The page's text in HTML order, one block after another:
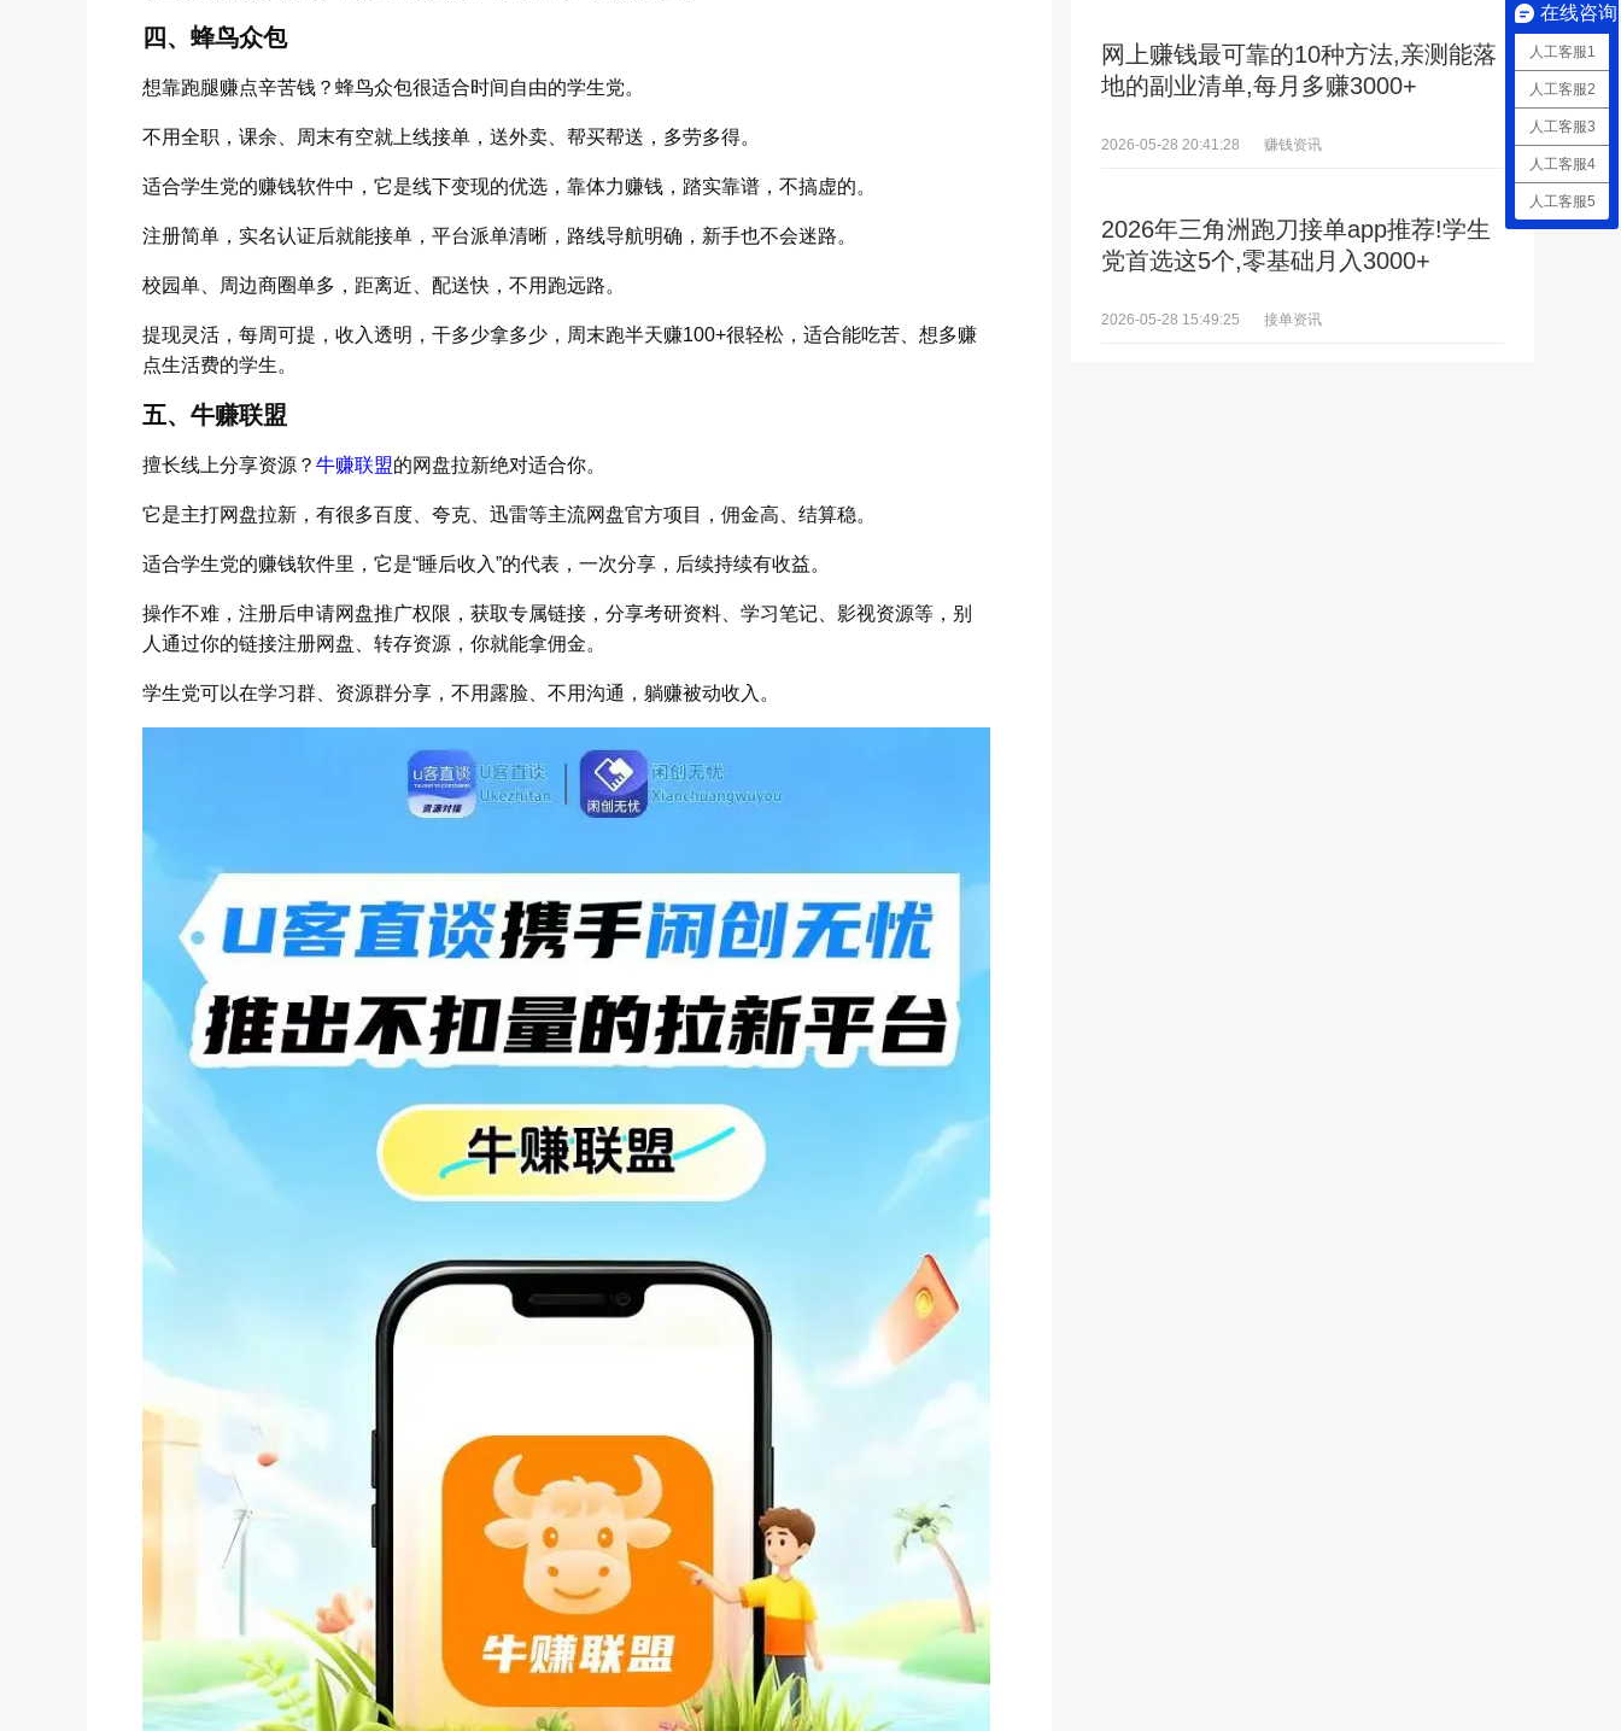
四、蜂鸟众包
想靠跑腿赚点辛苦钱？蜂鸟众包很适合时间自由的学生党。
不用全职，课余、周末有空就上线接单，送外卖、帮买帮送，多劳多得。
适合学生党的赚钱软件中，它是线下变现的优选，靠体力赚钱，踏实靠谱，不搞虚的。
注册简单，实名认证后就能接单，平台派单清晰，路线导航明确，新手也不会迷路。
校园单、周边商圈单多，距离近、配送快，不用跑远路。
提现灵活，每周可提，收入透明，干多少拿多少，周末跑半天赚100+很轻松，适合能吃苦、想多赚
点生活费的学生。
五、牛赚联盟
擅长线上分享资源？ 牛赚联盟的网盘拉新绝对适合你。
它是主打网盘拉新，有很多百度、夸克、迅雷等主流网盘官方项目，佣金高、结算稳。
适合学生党的赚钱软件里，它是“睡后收入”的代表，一次分享，后续持续有收益。
操作不难，注册后申请网盘推广权限，获取专属链接，分享考研资料、学习笔记、影视资源等，别
人通过你的链接注册网盘、转存资源，你就能拿佣金。
学生党可以在学习群、资源群分享，不用露脸、不用沟通，躺赚被动收入。
网上赚钱最可靠的10种方法,亲测能落
地的副业清单,每月多赚3000+
2026-05-28 20:41:28 赚钱资讯
2026年三角洲跑刀接单app推荐!学生
党首选这5个,零基础月入3000+
2026-05-28 15:49:25 接单资讯
在线咨询
人工客服1
人工客服2
人工客服3
人工客服4
人工客服5